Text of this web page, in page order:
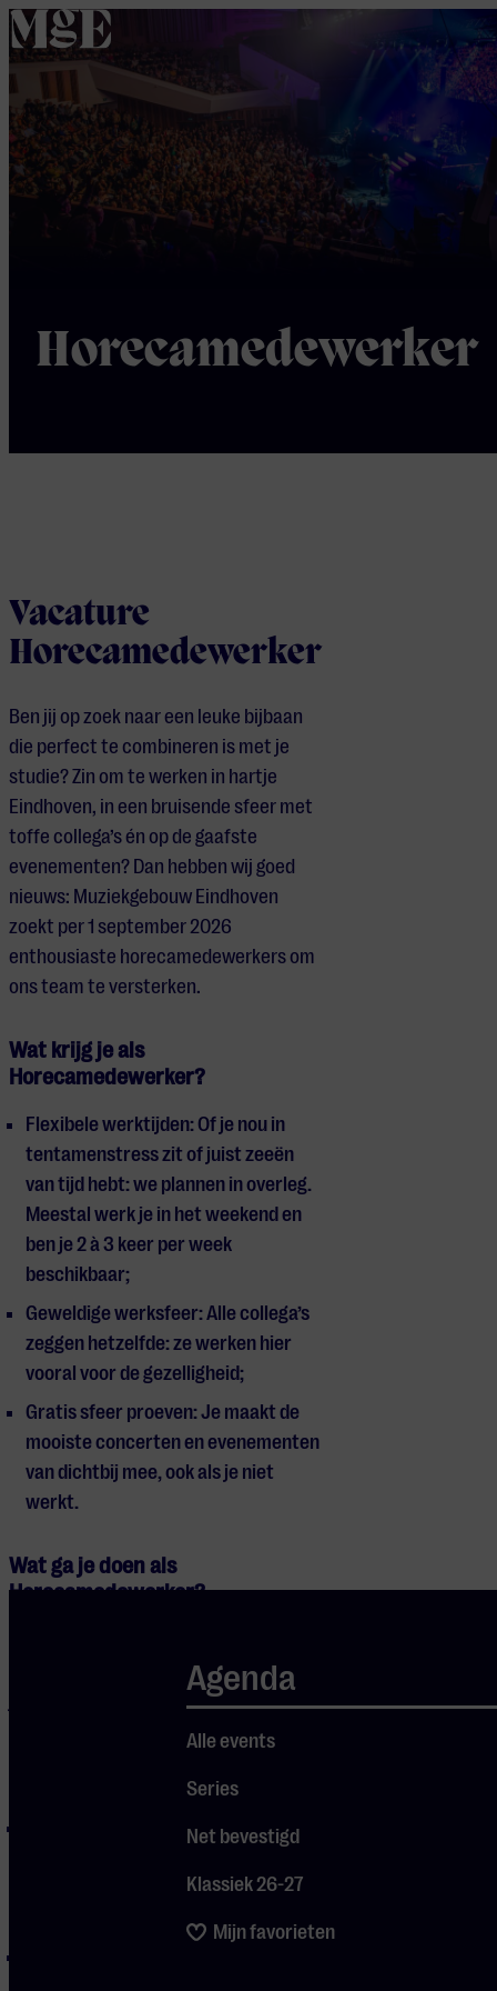
Agenda
Alle events
Series
Net bevestigd
Klassiek 26-27
Mijn favorieten
home
Horecamedewerker
Vacature
Horecamedewerker
Ben jij op zoek naar een leuke bijbaan
die perfect te combineren is met je
studie? Zin om te werken in hartje
Eindhoven, in een bruisende sfeer met
toffe collega’s én op de gaafste
evenementen? Dan hebben wij goed
nieuws: Muziekgebouw Eindhoven
zoekt per 1 september 2026
enthousiaste horecamedewerkers om
ons team te versterken.
Wat krijg je als
Horecamedewerker?
Flexibele werktijden: Of je nou in
tentamenstress zit of juist zeeën
van tijd hebt: we plannen in overleg.
Meestal werk je in het weekend en
ben je 2 à 3 keer per week
beschikbaar;
Geweldige werksfeer: Alle collega’s
zeggen hetzelfde: ze werken hier
vooral voor de gezelligheid;
Gratis sfeer proeven: Je maakt de
mooiste concerten en evenementen
van dichtbij mee, ook als je niet
werkt.
Wat ga je doen als
Horecamedewerker?
is voor onze bezoekers een beleving, en
jij bent daar een onmisbaar onderdeel
van. Je taken zijn afwisselend, geen
Publieksbegeleiding: Bezoekers naar
weg wijzen naar het toilet,